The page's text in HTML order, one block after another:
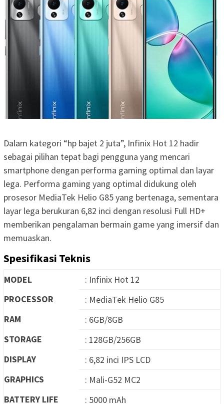
Dalam kategori “hp bajet 2 juta”, Infinix Hot 12 hadir
sebagai pilihan tepat bagi pengguna yang mencari
smartphone dengan performa gaming optimal dan layar
lega. Performa gaming yang optimal didukung oleh
prosesor MediaTek Helio G85 yang bertenaga, sementara
layar lega berukuran 6,82 inci dengan resolusi Full HD+
memberikan pengalaman bermain game yang imersif dan
memuaskan.
Spesifikasi Teknis
MODEL
: Infinix Hot 12
PROCESSOR
: MediaTek Helio G85
RAM
: 6GB/8GB
STORAGE
: 128GB/256GB
DISPLAY
: 6,82 inci IPS LCD
GRAPHICS
: Mali-G52 MC2
BATTERY LIFE
: 5000 mAh